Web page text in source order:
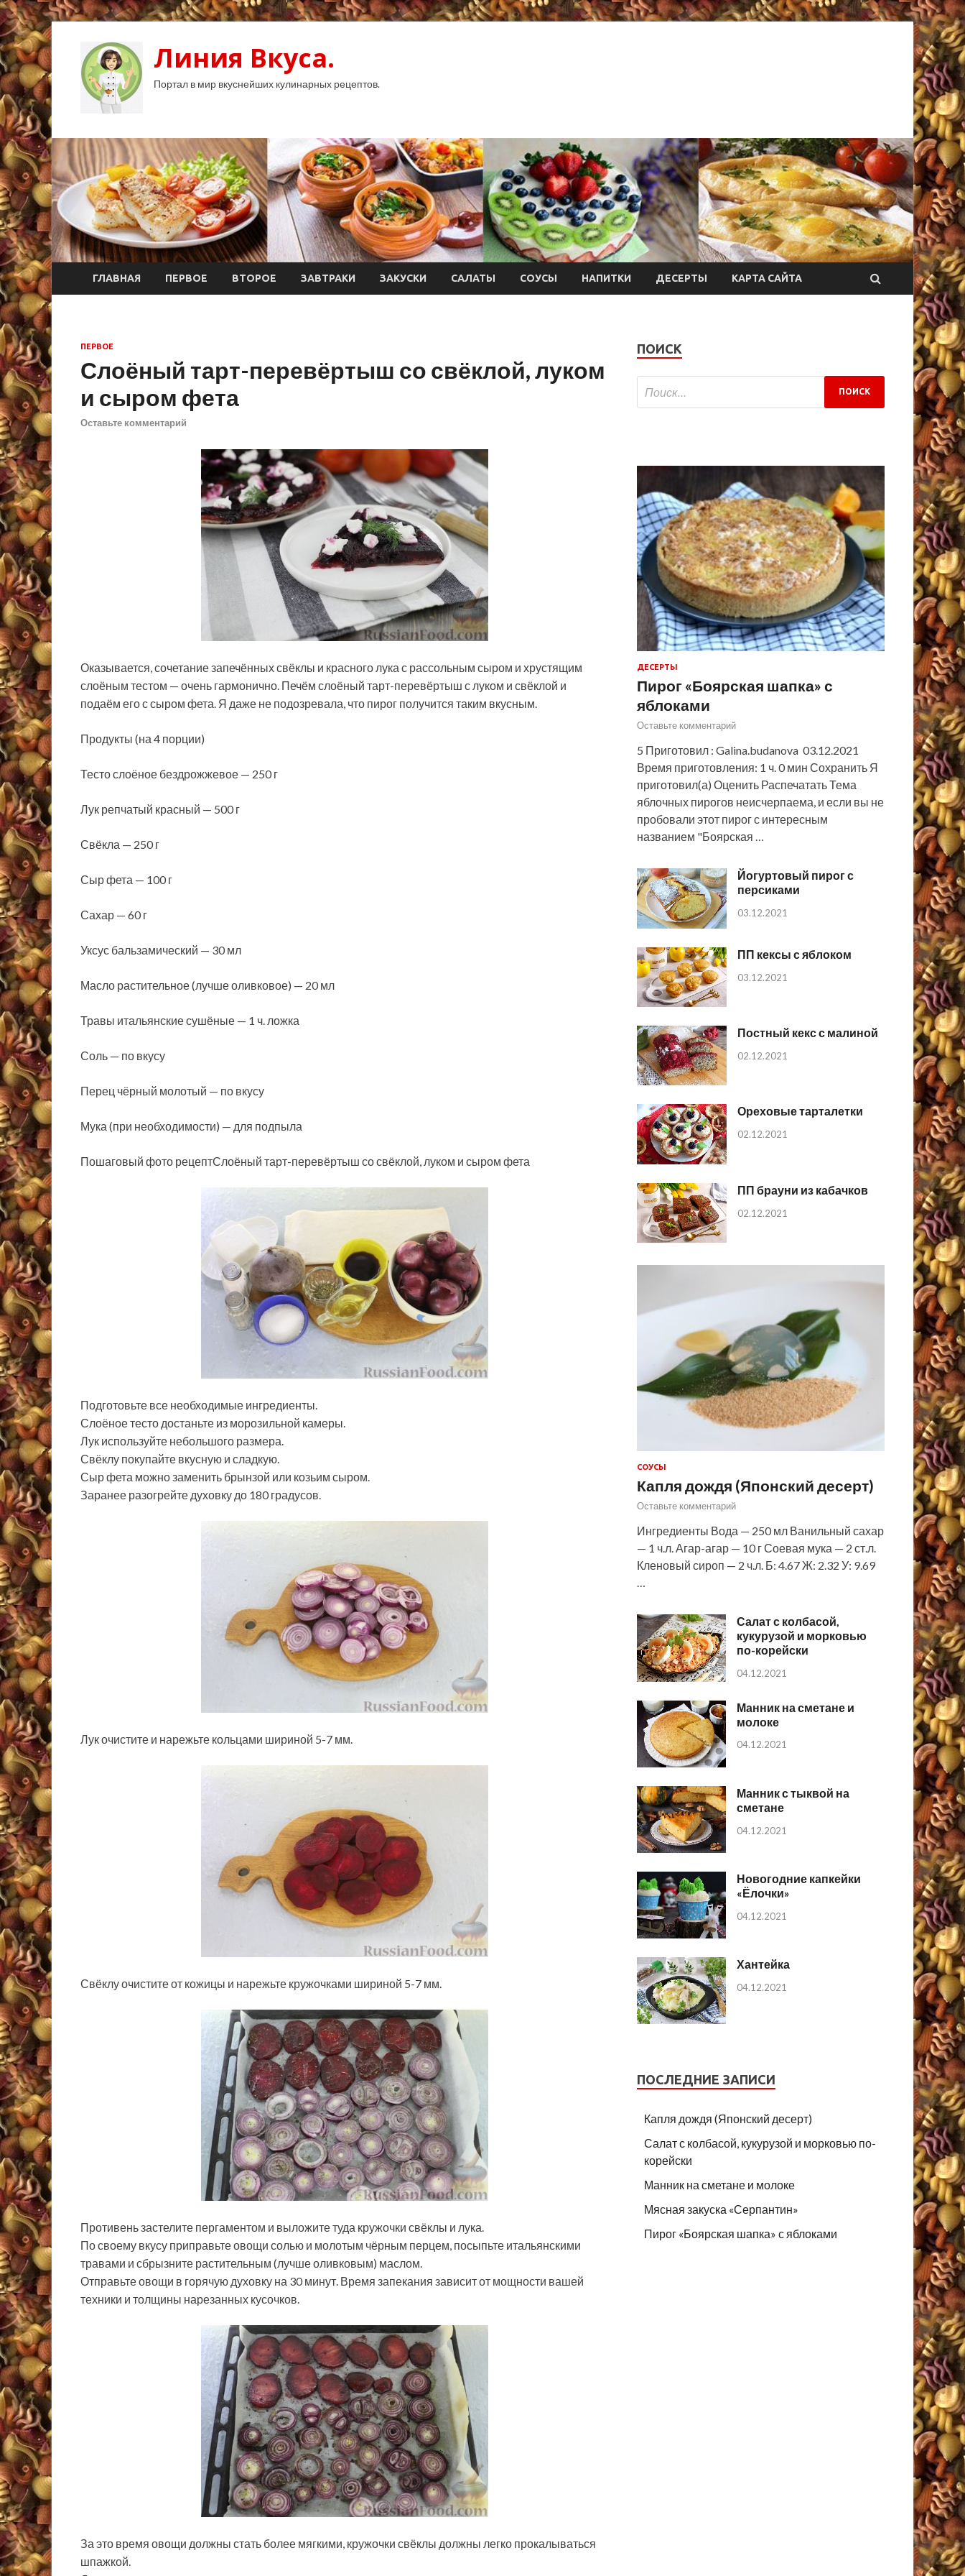
Линия Вкуса.
Портал в мир вкуснейших кулинарных рецептов.
ГЛАВНАЯ ПЕРВОЕ ВТОРОЕ ЗАВТРАКИ ЗАКУСКИ САЛАТЫ СОУСЫ НАПИТКИ ДЕСЕРТЫ КАРТА САЙТА
ПЕРВОЕ
Слоёный тарт-перевёртыш со свёклой, луком
и сыром фета
Оставьте комментарий
Оказывается, сочетание запечённых свёклы и красного лука с рассольным сыром и хрустящим
слоёным тестом — очень гармонично. Печём слоёный тарт-перевёртыш с луком и свёклой и
подаём его с сыром фета. Я даже не подозревала, что пирог получится таким вкусным.
Продукты (на 4 порции)
Тесто слоёное бездрожжевое — 250 г
Лук репчатый красный — 500 г
Свёкла — 250 г
Сыр фета — 100 г
Сахар — 60 г
Уксус бальзамический — 30 мл
Масло растительное (лучше оливковое) — 20 мл
Травы итальянские сушёные — 1 ч. ложка
Соль — по вкусу
Перец чёрный молотый — по вкусу
Мука (при необходимости) — для подпыла
Пошаговый фото рецептСлоёный тарт-перевёртыш со свёклой, луком и сыром фета
Подготовьте все необходимые ингредиенты.
Слоёное тесто достаньте из морозильной камеры.
Лук используйте небольшого размера.
Свёклу покупайте вкусную и сладкую.
Сыр фета можно заменить брынзой или козьим сыром.
Заранее разогрейте духовку до 180 градусов.
Лук очистите и нарежьте кольцами шириной 5-7 мм.
Свёклу очистите от кожицы и нарежьте кружочками шириной 5-7 мм.
Противень застелите пергаментом и выложите туда кружочки свёклы и лука.
По своему вкусу приправьте овощи солью и молотым чёрным перцем, посыпьте итальянскими
травами и сбрызните растительным (лучше оливковым) маслом.
Отправьте овощи в горячую духовку на 30 минут. Время запекания зависит от мощности вашей
техники и толщины нарезанных кусочков.
За это время овощи должны стать более мягкими, кружочки свёклы должны легко прокалываться
шпажкой.
ПОИСК
ДЕСЕРТЫ
Пирог «Боярская шапка» с
яблоками
Оставьте комментарий
5 Приготовил : Galina.budanova 03.12.2021
Время приготовления: 1 ч. 0 мин Сохранить Я
приготовил(а) Оценить Распечатать Тема
яблочных пирогов неисчерпаема, и если вы не
пробовали этот пирог с интересным
названием "Боярская …
Йогуртовый пирог с
персиками
03.12.2021
ПП кексы с яблоком
03.12.2021
Постный кекс с малиной
02.12.2021
Ореховые тарталетки
02.12.2021
ПП брауни из кабачков
02.12.2021
СОУСЫ
Капля дождя (Японский десерт)
Оставьте комментарий
Ингредиенты Вода — 250 мл Ванильный сахар
— 1 ч.л. Агар-агар — 10 г Соевая мука — 2 ст.л.
Кленовый сироп — 2 ч.л. Б: 4.67 Ж: 2.32 У: 9.69
…
Салат с колбасой,
кукурузой и морковью
по-корейски
04.12.2021
Манник на сметане и
молоке
04.12.2021
Манник с тыквой на
сметане
04.12.2021
Новогодние капкейки
«Ёлочки»
04.12.2021
Хантейка
04.12.2021
ПОСЛЕДНИЕ ЗАПИСИ
Капля дождя (Японский десерт)
Салат с колбасой, кукурузой и морковью по-
корейски
Манник на сметане и молоке
Мясная закуска «Серпантин»
Пирог «Боярская шапка» с яблоками